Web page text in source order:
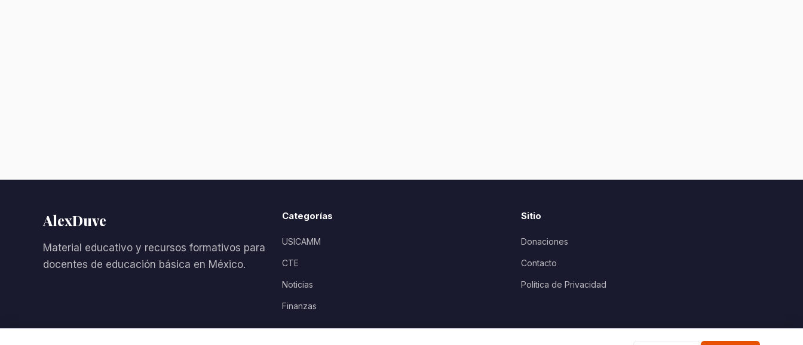
AlexDuve
Material educativo y recursos formativos para
docentes de educación básica en México.
Categorías
USICAMM
CTE
Noticias
Finanzas
Sitio
Donaciones
Contacto
Política de Privacidad